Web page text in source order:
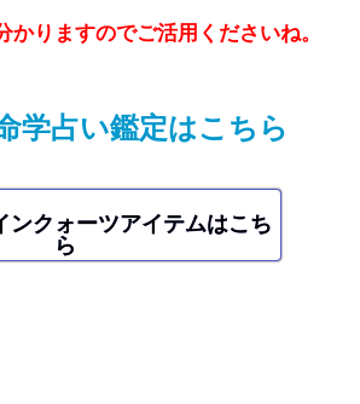
かりますのでご活用くださいね。
学占い鑑定はこちら
ンクォーツアイテムはこち
ら